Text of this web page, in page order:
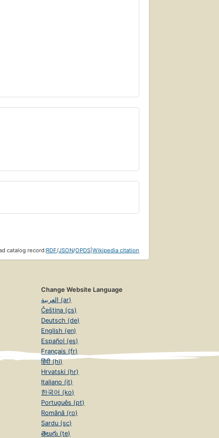
catalog record:RDF/JSON/OPDS Wikipedia citation
Change Website Language
العربية (ar)
Čeština (cs)
Deutsch (de)
English (en)
Español (es)
Français (fr)
हिंदी (hi)
Hrvatski (hr)
Italiano (it)
한국어 (ko)
Português (pt)
Română (ro)
Sardu (sc)
తెలుగు (te)